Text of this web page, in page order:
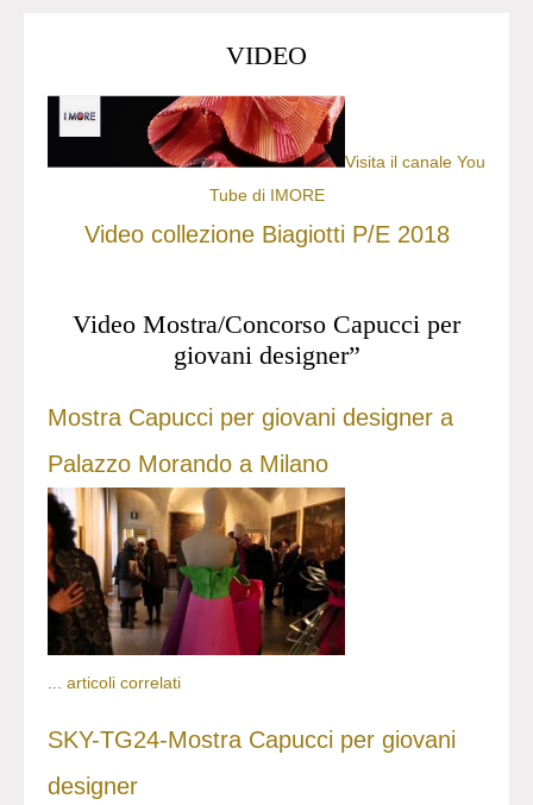
VIDEO
Visita il canale You
Tube di IMORE
Video collezione Biagiotti P/E 2018
Video Mostra/Concorso Capucci per
giovani designer”
Mostra Capucci per giovani designer a
Palazzo Morando a Milano
articoli correlati
SKY-TG24-Mostra Capucci per giovani
designer